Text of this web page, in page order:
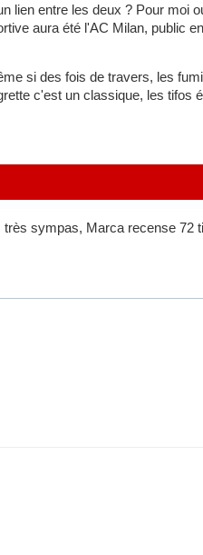
lien entre les deux ? Pour moi
aura été l'AC Milan, public
si des fois de travers, les
c'est un classique, les tifos
sympas, Marca recense